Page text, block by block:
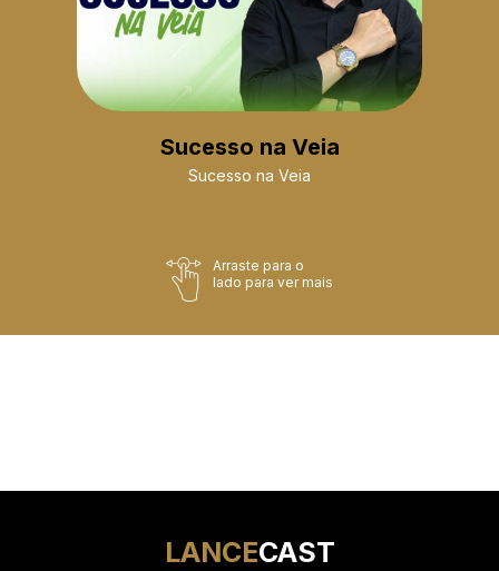
Sucesso na Veia
Sucesso na Veia
Arraste para o
lado para ver mais
LANCECAST